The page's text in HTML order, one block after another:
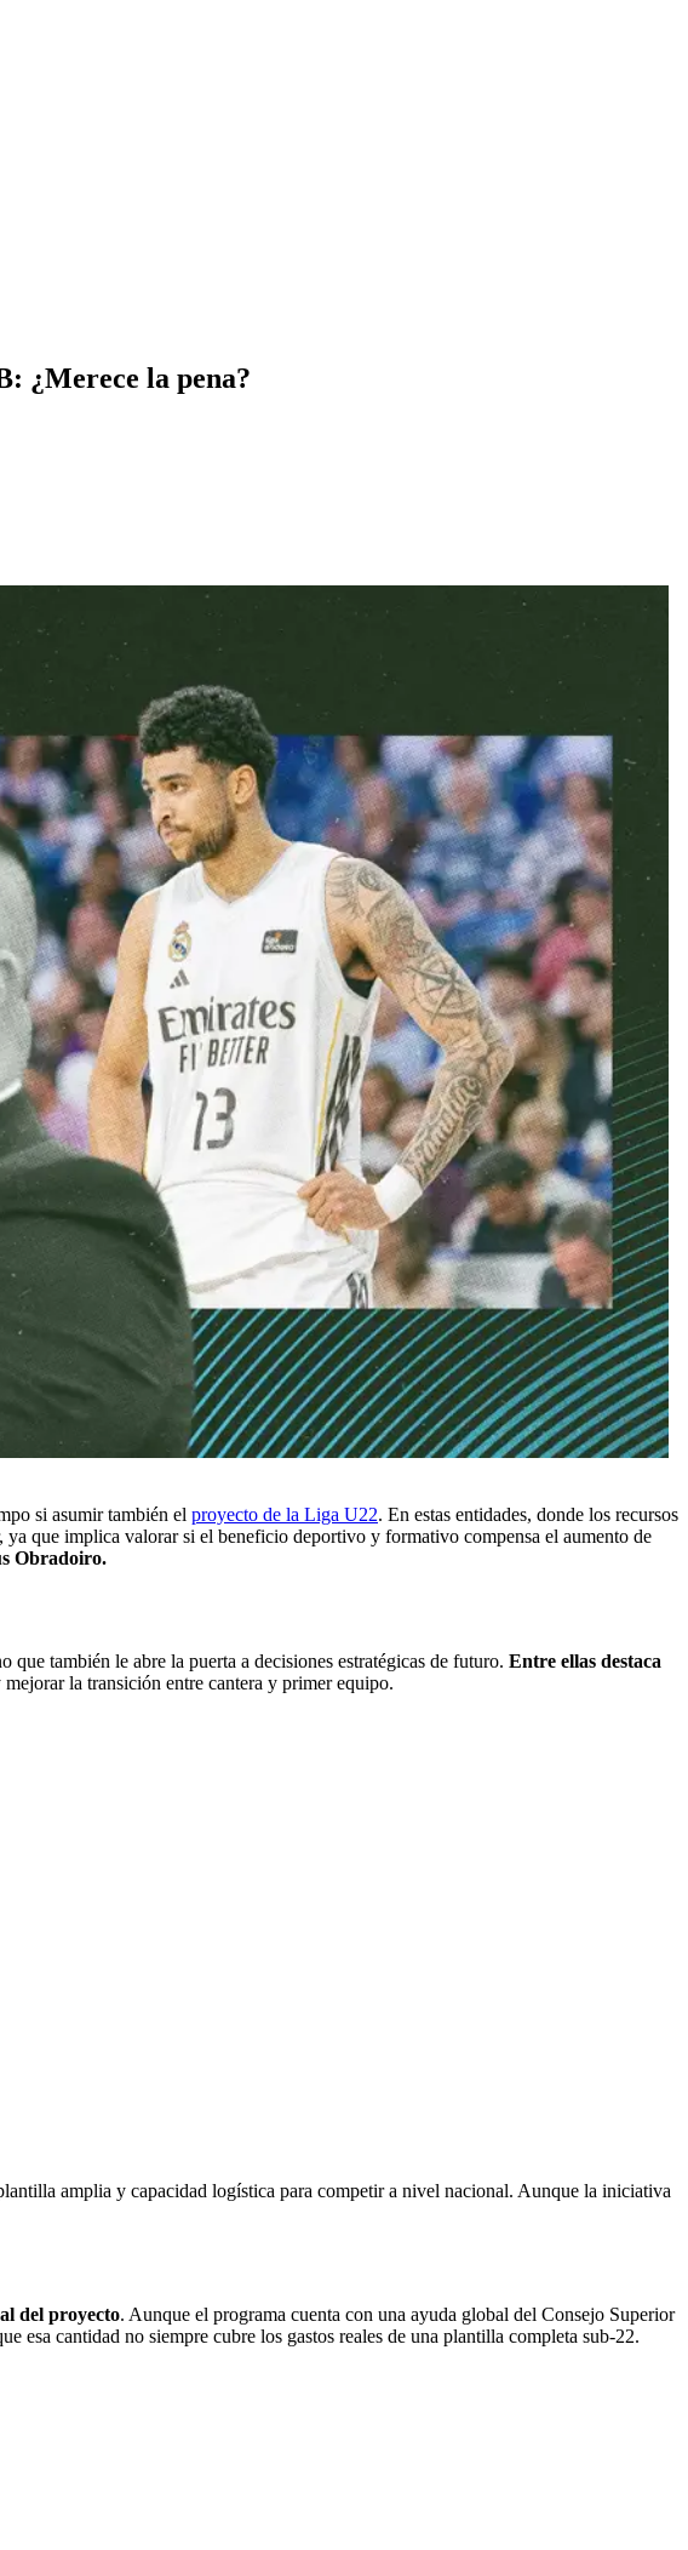
¿Merece la pena?
si asumir también el proyecto de la Liga U22. En estas entidades, donde los recursos
que implica valorar si el beneficio deportivo y formativo compensa el aumento de
Obradoiro.
también le abre la puerta a decisiones estratégicas de futuro. Entre ellas destaca
la transición entre cantera y primer equipo.
amplia y capacidad logística para competir a nivel nacional. Aunque la iniciativa
del proyecto. Aunque el programa cuenta con una ayuda global del Consejo Superior
esa cantidad no siempre cubre los gastos reales de una plantilla completa sub-22.